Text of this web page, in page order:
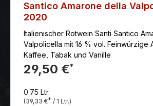
Santico Amarone della
2020
Italienischer Rotwein Santi Santico
Valpolicella mit 16 % vol. Feinwürzige
Kaffee, Tabak und Vanille
29,50 €*
0.75 Ltr.
(39,33 €* / 1 Ltr.)